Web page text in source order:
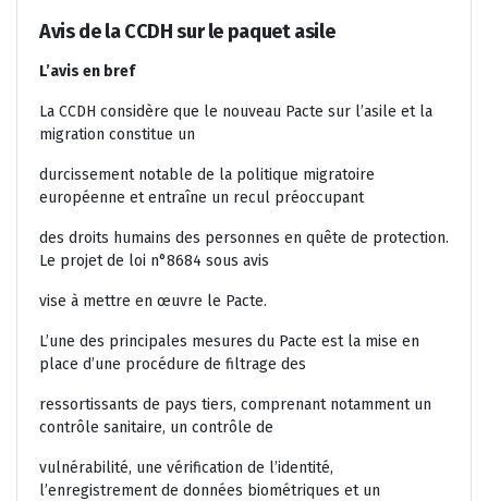
Avis de la CCDH sur le paquet asile
L’avis en bref
La CCDH considère que le nouveau Pacte sur l’asile et la
migration constitue un
durcissement notable de la politique migratoire
européenne et entraîne un recul préoccupant
des droits humains des personnes en quête de protection.
Le projet de loi n°8684 sous avis
vise à mettre en œuvre le Pacte.
L’une des principales mesures du Pacte est la mise en
place d’une procédure de filtrage des
ressortissants de pays tiers, comprenant notamment un
contrôle sanitaire, un contrôle de
vulnérabilité, une vérification de l’identité,
l’enregistrement de données biométriques et un